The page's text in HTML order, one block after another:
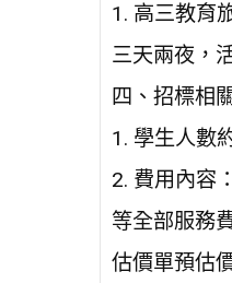
1. 高三教育
三天兩夜，
四、招標相
1. 學生人數
2. 費用內容
等全部服務
估價單預估